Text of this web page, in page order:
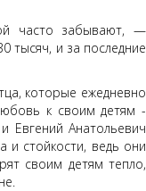
часто забывают, —
тысяч, и за последние
которые ежедневно
к своим детям -
Евгений Анатольевич
и стойкости, ведь они
своим детям тепло,